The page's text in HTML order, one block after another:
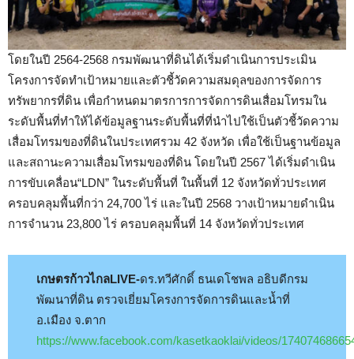
โดยในปี 2564-2568 กรมพัฒนาที่ดินได้เริ่มดำเนินการประเมิน
โครงการจัดทำเป้าหมายและตัวชี้วัดความสมดุลของการจัดการ
ทรัพยากรที่ดิน เพื่อกำหนดมาตรการการจัดการดินเสื่อมโทรมใน
ระดับพื้นที่ทำให้ได้ข้อมูลฐานระดับพื้นที่ที่นำไปใช้เป็นตัวชี้วัดความ
เสื่อมโทรมของที่ดินในประเทศรวม 42 จังหวัด เพื่อใช้เป็นฐานข้อมูล
และสถานะความเสื่อมโทรมของที่ดิน โดยในปี 2567 ได้เริ่มดำเนิน
การขับเคลื่อน“LDN” ในระดับพื้นที่ ในพื้นที่ 12 จังหวัดทั่วประเทศ
ครอบคลุมพื้นที่กว่า 24,700 ไร่ และในปี 2568 วางเป้าหมายดำเนิน
การจำนวน 23,800 ไร่ ครอบคลุมพื้นที่ 14 จังหวัดทั่วประเทศ
เกษตรก้าวไกลLIVE-ดร.ทวีศักดิ์ ธนเดโชพล อธิบดีกรม
พัฒนาที่ดิน ตรวจเยี่ยมโครงการจัดการดินและน้ำที่
อ.เมือง จ.ตาก
https://www.facebook.com/kasetkaoklai/videos/